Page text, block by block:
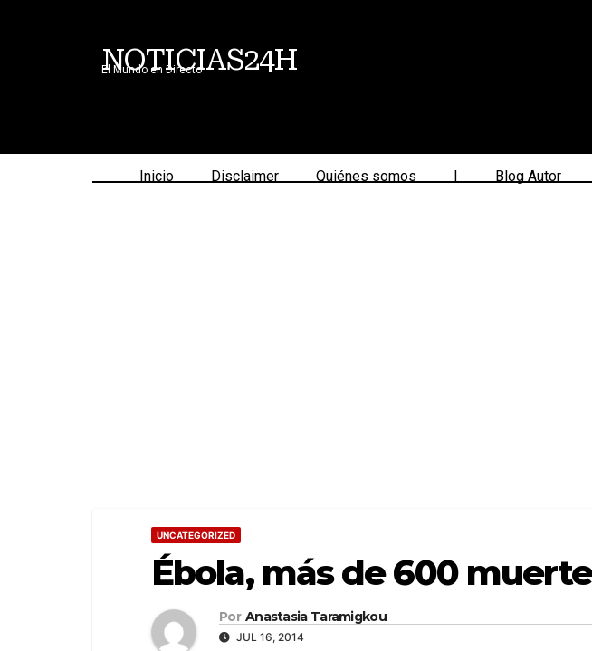
NOTICIAS24H
El Mundo en Directo
Inicio Disclaimer Quiénes somos | Blog Autor
UNCATEGORIZED
Ébola, más de 600
Por Anastasia Taramigkou
JUL 16, 2014